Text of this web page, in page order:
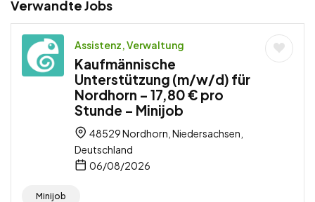
Verwandte Jobs
Assistenz, Verwaltung
Kaufmännische
Unterstützung (m/w/d) für
Nordhorn – 17,80 € pro
Stunde – Minijob
48529 Nordhorn, Niedersachsen,
Deutschland
06/08/2026
Minijob